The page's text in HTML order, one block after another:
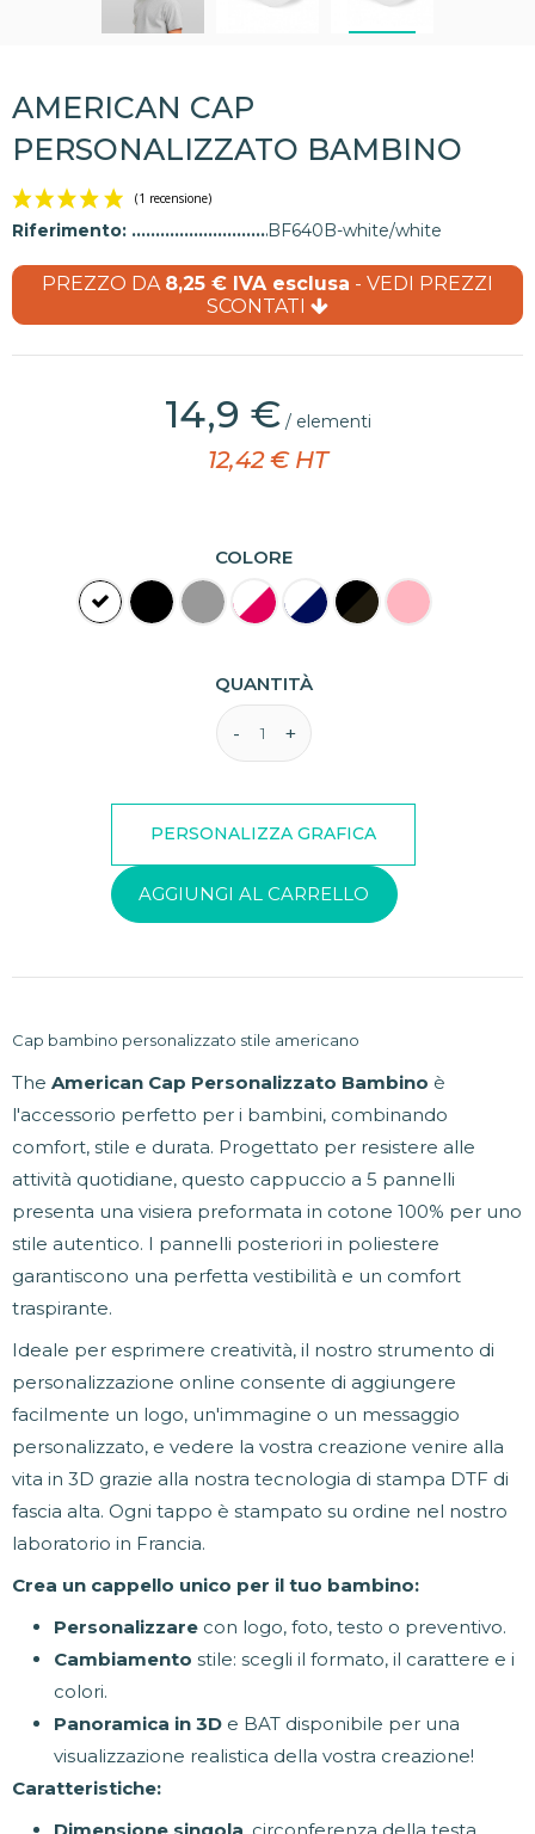
AMERICAN CAP
PERSONALIZZATO BAMBINO
Riferimento: BF640B-white/white
PREZZO DA 8,25 € IVA esclusa - VEDI PREZZI
SCONTATI
14,9 €/ elementi
12,42 € HT
COLORE
QUANTITÀ
AGGIUNGI AL CARRELLO
Cap bambino personalizzato stile americano
The American Cap Personalizzato Bambino è
l'accessorio perfetto per i bambini, combinando
comfort, stile e durata. Progettato per resistere alle
attività quotidiane, questo cappuccio a 5 pannelli
presenta una visiera preformata in cotone 100% per uno
stile autentico. I pannelli posteriori in poliestere
garantiscono una perfetta vestibilità e un comfort
traspirante.
Ideale per esprimere creatività, il nostro strumento di
personalizzazione online consente di aggiungere
facilmente un logo, un'immagine o un messaggio
personalizzato, e vedere la vostra creazione venire alla
vita in 3D grazie alla nostra tecnologia di stampa DTF di
fascia alta. Ogni tappo è stampato su ordine nel nostro
laboratorio in Francia.
Crea un cappello unico per il tuo bambino:
Personalizzare con logo, foto, testo o preventivo.
Cambiamento stile: scegli il formato, il carattere e i
colori.
Panoramica in 3D e BAT disponibile per una
visualizzazione realistica della vostra creazione!
Caratteristiche: